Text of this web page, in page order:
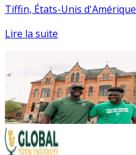
Tiffin, États-Unis d'Amérique
Lire la suite